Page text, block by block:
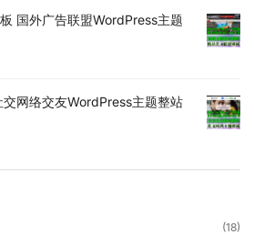
国外广告联盟WordPress主题
网络交友WordPress主题整站
(18)